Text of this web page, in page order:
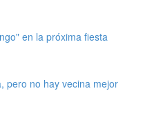
en la próxima fiesta
pero no hay vecina mejor